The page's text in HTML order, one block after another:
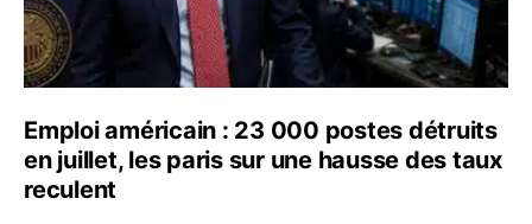
Emploi américain : 23 000 postes détruits
en juillet, les paris sur une hausse des taux
reculent